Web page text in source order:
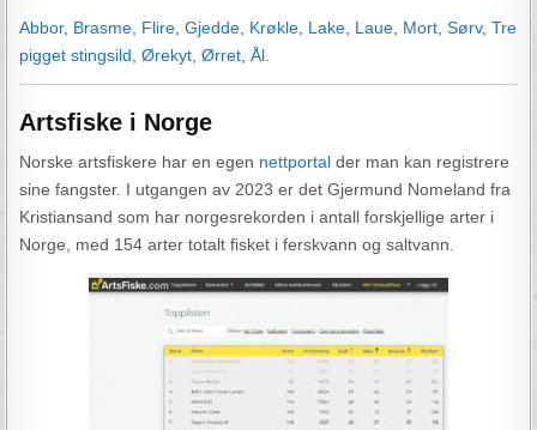
Abbor, Brasme Flire ,Gjedde Krøkle Lake Laue Mort ,Sørv,Tre
pigget stingsild ,Ørekyt ,Ørret ,Ål
Artsfiske i Norge
Norske artsfiskere har en egen nettportal der man kan registrere
sine fangster. I utgangen av 2023 er det Gjermund Nomeland fra
Kristiansand som har norgesrekorden i antall forskjellige arter i
Norge, med 154 arter totalt fisket i ferskvann og saltvann.